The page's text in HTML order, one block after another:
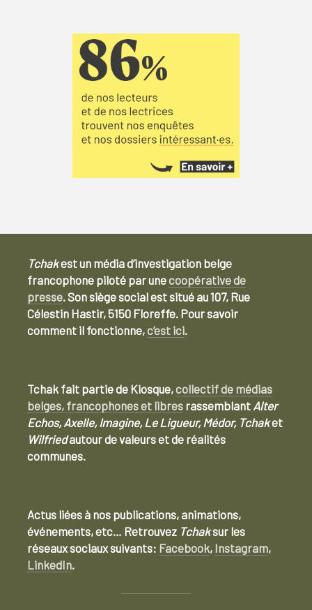
Tchakest un média d’investigation belge
francophone piloté par unecoopérative de
presse. Son siège social est situé au 107, Rue
Célestin Hastir, 5150 Floreffe. Pour savoir
comment il fonctionne,c’est ici.
Tchak fait partie de Kiosque,collectif de médias
belges, francophones et libres rassemblant Alter
Echos, Axelle, Imagine, Le Ligueur, Médor, Tchaket
Wilfriedautour de valeurs et de réalités
communes.
Actus liées à nos publications, animations,
événements, etc… Retrouvez Tchaksur les
réseaux sociaux suivants: Facebook, Instagram,
LinkedIn.